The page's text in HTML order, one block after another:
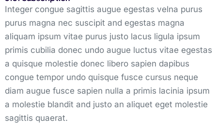
Integer congue sagittis augue egestas velna purus
purus magna nec suscipit and egestas magna
aliquam ipsum vitae purus justo lacus ligula ipsum
primis cubilia donec undo augue luctus vitae egestas
a quisque molestie donec libero sapien dapibus
congue tempor undo quisque fusce cursus neque
diam augue fusce sapien nulla a primis lacinia ipsum
a molestie blandit and justo an aliquet eget molestie
sagittis quaerat.